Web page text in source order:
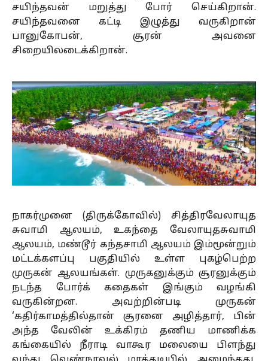
சயிந்தவன் மறுத்து போர் செய்கிறான்.
சயிந்தவனை கட்டி இழுத்து வருகிறான்
பானுகோபன், சூரன் அவனை
சிறையிலடைக்கிறான்.
நாகர்முனை (திருக்கோவில்) சித்திரவேலாயுத
சுவாமி ஆலயம், உகந்தை வேலாயுதசுவாமி
ஆலயம், மண்டூர் கந்தசாமி ஆலயம் இம்மூன்றும்
மட்டக்களப்பு பகுதியில் உள்ள புகழ்பெற்ற
முருகன் ஆலயங்கள். முருகனுக்கும் சூரனுக்கும்
நடந்த போர்க் கதைகள் இங்கும் வழங்கி
வருகின்றன. அவற்றின்படி முருகன்
‘கதிர்காமத்தில்தான் சூரனை அழித்தார், பின்
அந்த வேலின் உக்கிரம் தணிய மாணிக்க
கங்கையில் நீராடி வாகூர மலையை பிளந்து